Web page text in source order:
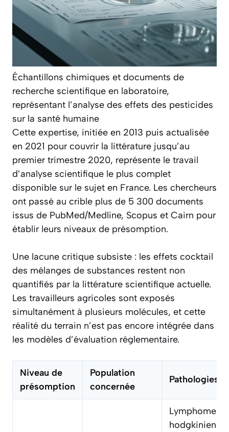
Échantillons chimiques et documents de
recherche scientifique en laboratoire,
représentant l’analyse des effets des pesticides
sur la santé humaine
Cette expertise, initiée en 2013 puis actualisée
en 2021 pour couvrir la littérature jusqu’au
premier trimestre 2020, représente le travail
d’analyse scientifique le plus complet
disponible sur le sujet en France. Les chercheurs
ont passé au crible plus de 5 300 documents
issus de PubMed/Medline, Scopus et Cairn pour
établir leurs niveaux de présomption.
Une lacune critique subsiste : les effets cocktail
des mélanges de substances restent non
quantifiés par la littérature scientifique actuelle.
Les travailleurs agricoles sont exposés
simultanément à plusieurs molécules, et cette
réalité du terrain n’est pas encore intégrée dans
les modèles d’évaluation réglementaire.
Niveau de
présomption
Population
concernée
Pathologies
Lymphomes
hodgkiniens